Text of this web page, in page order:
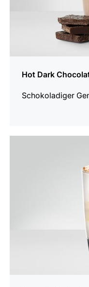
Hot Dark
Schokoladiger